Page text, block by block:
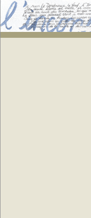
Lorem ipsum: génération de 15